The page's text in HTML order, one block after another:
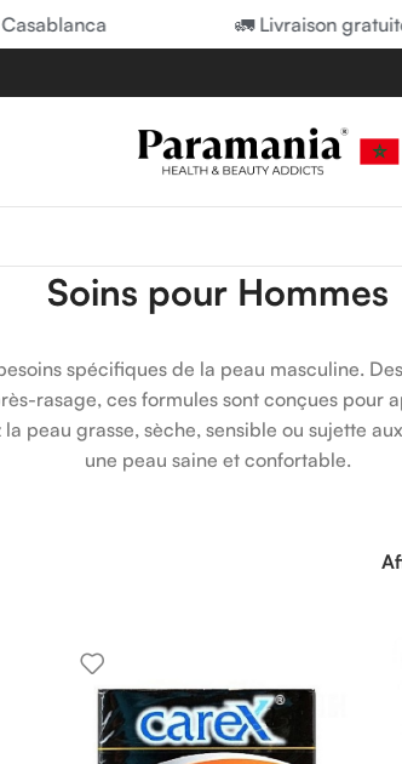
🚛 Livraison gratuite
Soins pour Hommes
spécifiques de la peau masculine.
rasage, ces formules sont conçues pour
peau grasse, sèche, sensible ou sujette
une peau saine et confortable.